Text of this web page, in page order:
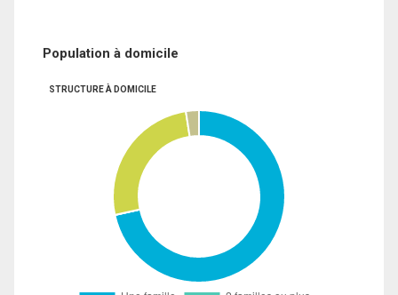
Population à domicile
STRUCTURE À DOMICILE